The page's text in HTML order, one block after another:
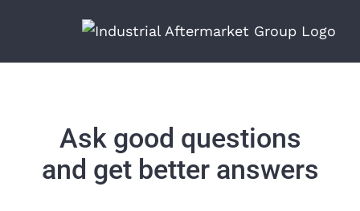
springen
Ask good questions
and get better answers